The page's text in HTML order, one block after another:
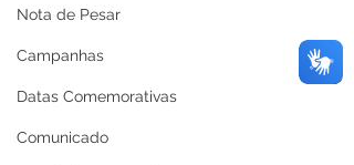
Nota de Pesar
Campanhas
Datas Comemorativas
Comunicado